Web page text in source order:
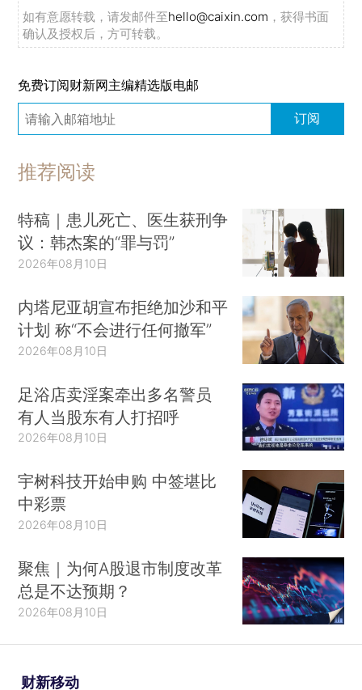
如有意愿转载，请发邮件至hello@caixin.com ，获得书面
确认及授权后，方可转载。
免费订阅财新网主编精选版电邮
订阅
推荐阅读
特稿｜患儿死亡、医生获刑争
议：韩杰案的“罪与罚”
2026年08月10日
内塔尼亚胡宣布拒绝加沙和平
计划 称“不会进行任何撤军”
2026年08月10日
足浴店卖淫案牵出多名警员
有人当股东有人打招呼
2026年08月10日
宇树科技开始申购 中签堪比
中彩票
2026年08月10日
聚焦｜为何A股退市制度改革
总是不达预期？
2026年08月10日
财新移动